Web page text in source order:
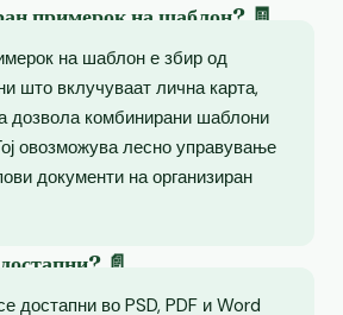
примерок на шаблон? 🧾
на шаблон е збир од
што вклучуваат лична карта,
дозвола комбинирани шаблони
овозможува лесно управување
документи на организиран
📄
достапни во PSD, PDF и Word